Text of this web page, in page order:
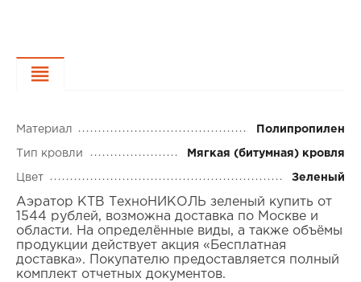
Материал Полипропилен
Тип кровли Мягкая (битумная) кровля
Цвет Зеленый
Аэратор КТВ ТехноНИКОЛЬ зеленый купить от
1544 рублей, возможна доставка по Москве и
области. На определённые виды, а также объёмы
продукции действует акция «Бесплатная
доставка». Покупателю предоставляется полный
комплект отчетных документов.